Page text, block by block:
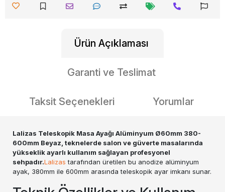
Ürün Açıklaması
Garanti ve Teslimat
Taksit Seçenekleri Yorumlar
Lalizas Teleskopik Masa Ayağı Alüminyum Ø60mm 380-
600mm Beyaz, teknelerde salon ve güverte masalarında
yükseklik ayarlı kullanım sağlayan profesyonel
sehpadır.Lalizas tarafından üretilen bu anodize alüminyum
ayak, 380mm ile 600mm arasında teleskopik ayar imkanı sunar.